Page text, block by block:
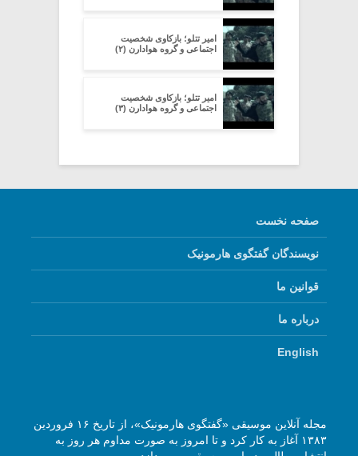
امیر تتلو؛ بازکاوی شخصیت
اجتماعی و گروه هوادارن (۲)
امیر تتلو؛ بازکاوی شخصیت
اجتماعی و گروه هوادارن (۳)
صفحه نخست
نویسندگان گفتگوی هارمونیک
قوانین ما
درباره ما
English
مجله آنلاین موسیقی «گفتگوی هارمونیک»، از تاریخ ۱۶ فروردین
۱۳۸۳ آغاز به کار کرد و تا امروز به صورت مداوم هر روز به